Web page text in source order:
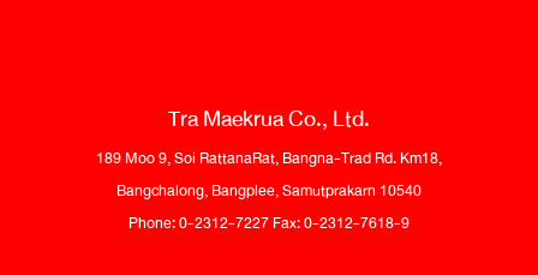
Tra Maekrua Co., Ltd.
189 Moo 9, Soi RattanaRat, Bangna-Trad Rd. Km18,
Bangchalong, Bangplee, Samutprakarn 10540
Phone: 0-2312-7227 Fax: 0-2312-7618-9